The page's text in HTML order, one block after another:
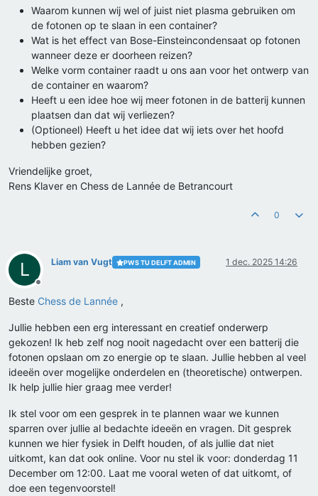
Waarom kunnen wij wel of juist niet plasma gebruiken om
de fotonen op te slaan in een container?
Wat is het effect van Bose-Einsteincondensaat op fotonen
wanneer deze er doorheen reizen?
Welke vorm container raadt u ons aan voor het ontwerp van
de container en waarom?
Heeft u een idee hoe wij meer fotonen in de batterij kunnen
plaatsen dan dat wij verliezen?
(Optioneel) Heeft u het idee dat wij iets over het hoofd
hebben gezien?
Vriendelijke groet,
Rens Klaver en Chess de Lannée de Betrancourt
0
L
Offline
Liam van Vugt PWS TU DELFT ADMIN 1 dec. 2025 14:26
Beste Chess de Lannée ,
Jullie hebben een erg interessant en creatief onderwerp
gekozen! Ik heb zelf nog nooit nagedacht over een batterij die
fotonen opslaan om zo energie op te slaan. Jullie hebben al veel
ideeën over mogelijke onderdelen en (theoretische) ontwerpen.
Ik help jullie hier graag mee verder!
Ik stel voor om een gesprek in te plannen waar we kunnen
sparren over jullie al bedachte ideeën en vragen. Dit gesprek
kunnen we hier fysiek in Delft houden, of als jullie dat niet
uitkomt, kan dat ook online. Voor nu stel ik voor: donderdag 11
December om 12:00. Laat me vooral weten of dat uitkomt, of
doe een tegenvoorstel!